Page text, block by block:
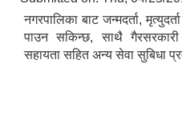
नगरपालिका बाट जन्मदर्ता,
पाउन सकिन्छ, साथै
सहायता सहित अन्य सेवा सुबिधा